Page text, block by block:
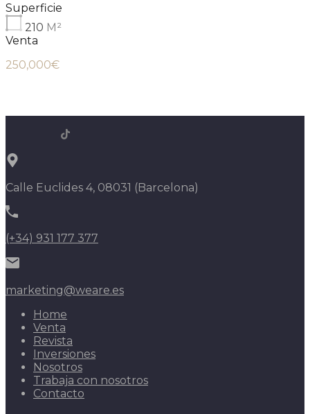
Superficie
210 M²
Venta
250,000€
Calle Euclides 4, 08031 (Barcelona)
(+34) 931 177 377
marketing@weare.es
Home
Venta
Revista
Inversiones
Nosotros
Trabaja con nosotros
Contacto